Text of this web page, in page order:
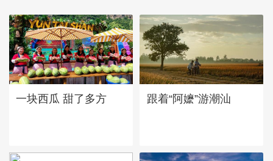
一块西瓜 甜了多方 跟着“阿嬷”游潮汕